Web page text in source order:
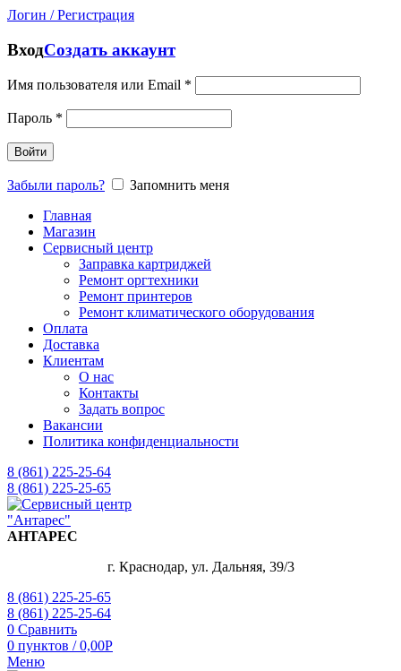
Логин / Регистрация
ВходСоздать аккаунт
Имя пользователя или Email *
Пароль *
Войти
Забыли пароль?
Запомнить меня
Главная
Магазин
Сервисный центр
Заправка картриджей
Ремонт оргтехники
Ремонт принтеров
Ремонт климатического оборудования
Оплата
Доставка
Клиентам
О нас
Контакты
Задать вопрос
Вакансии
Политика конфиденциальности
8 (861) 225-25-64
8 (861) 225-25-65
АНТАРЕС
г. Краснодар, ул. Дальняя, 39/3
8 (861) 225-25-65
8 (861) 225-25-64
0 Сравнить
0 пунктов / 0,00Р
Меню